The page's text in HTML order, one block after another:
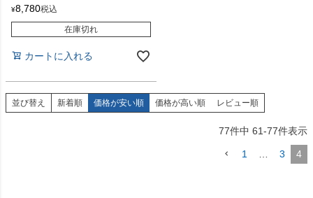
¥8,780税込
在庫切れ
カートに入れる
並び替え 新着順 価格が安い順 価格が高い順 レビュー順
77件中 61-77件表示
1 3 4